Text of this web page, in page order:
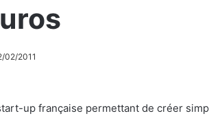
02/2011
up française permettant de créer